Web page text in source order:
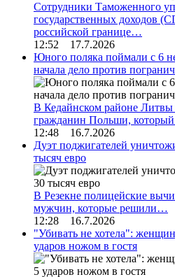
Сотрудники Таможенного
государственных доходов
российской границе…
12:52 17.7.2026
Юного поляка поймали с 6
начала дело против
В Кедайнском районе Литвы
гражданин Польши,
12:48 16.7.2026
Дуэт поджигателей
тысяч евро
В Резекне полицейские
мужчин, которые решили…
12:28 16.7.2026
"Убивать не хотела":
ударов ножом в гостя